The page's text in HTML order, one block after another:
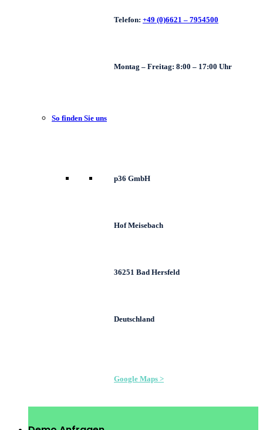
Telefon: +49 (0)6621 – 7954500
Montag – Freitag: 8:00 – 17:00 Uhr
So finden Sie uns
p36 GmbH
Hof Meisebach
36251 Bad Hersfeld
Deutschland
Google Maps >